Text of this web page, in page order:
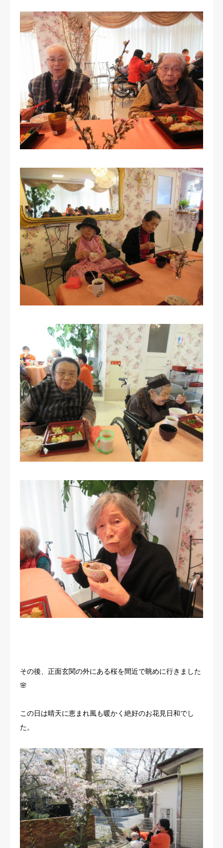
その後、正面玄関の外にある桜を間近で眺めに行きました
🌸
この日は晴天に恵まれ風も暖かく絶好のお花見日和でし
た。